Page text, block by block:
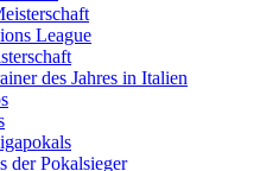
League
des Jahres in Italien
der Pokalsieger